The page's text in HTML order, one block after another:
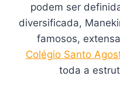
podem ser
diversificada,
famosos,
Colégio Santo
toda a